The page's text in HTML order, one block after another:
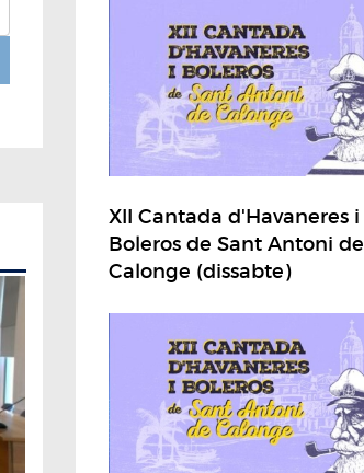
XII Cantada d'Havaneres i
Boleros de Sant Antoni de
Calonge (dissabte)